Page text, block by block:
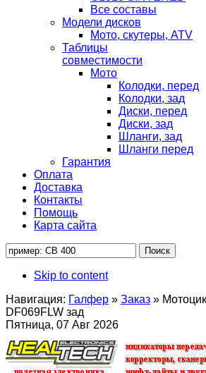
Все составы
Модели дисков
Мото, скутеры, ATV
Таблицы
совместимости
Мото
Колодки, перед
Колодки, зад
Диски, перед
Диски, зад
Шланги, зад
Шланги перед
Гарантия
Оплата
Доставка
Контакты
Помощь
Карта сайта
Skip to content
Навигация: Галфер » Заказ »
DF069FLW зад
Пятница, 07 Авг 2026